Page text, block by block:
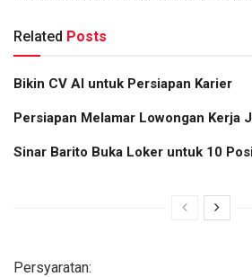
Related Posts
Bikin CV AI untuk Persiapan Karier
Persiapan Melamar Lowongan Kerja
Sinar Barito Buka Loker untuk 10
Persyaratan: